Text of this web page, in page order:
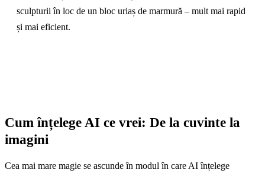
sculpturii în loc de un bloc uriaș de marmură – mult mai rapid
și mai eficient.
Cum înțelege AI ce vrei: De la cuvinte la
imagini
Cea mai mare magie se ascunde în modul în care AI înțelege